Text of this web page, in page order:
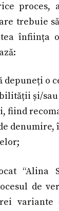
proces,
trebuie
înființa
depuneți o
și/
fiind
denumire,
“Alina
de
variante